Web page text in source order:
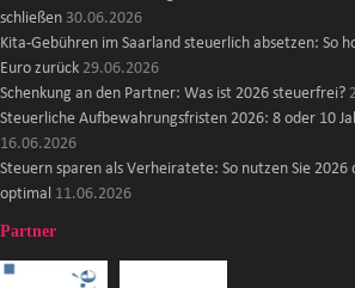
schließen 30.06.2026
Kita-Gebühren im Saarland steuerlich absetzen: So
Euro zurück 29.06.2026
Schenkung an den Partner: Was ist 2026 steuerfrei?
Steuerliche Aufbewahrungsfristen 2026: 8 oder 10
16.06.2026
Steuern sparen als Verheiratete: So nutzen Sie
optimal 11.06.2026
Partner